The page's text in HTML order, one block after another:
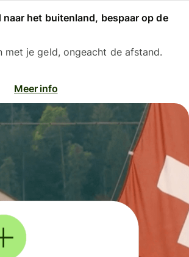
naar het buitenland, bespaar op de
met je geld, ongeacht de afstand.
Meer info